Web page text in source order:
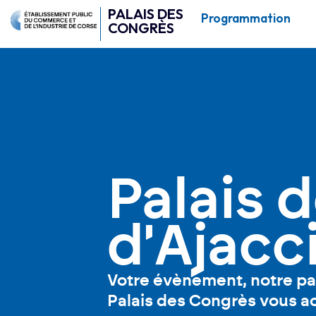
PALAIS DES
CONGRÈS
Programmation
Palais
Votre évènement, notre
Palais des Congrès vous